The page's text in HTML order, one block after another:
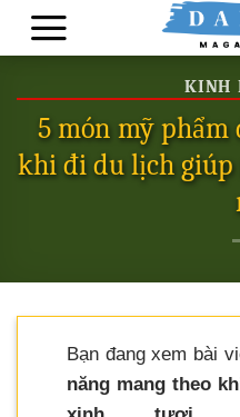
Skip
KINH
5 món mỹ phẩm
khi đi du lịch
Bạn đang xem bài
năng mang theo